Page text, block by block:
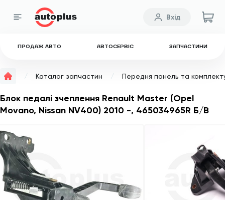
ПРОДАЖ АВТО АВТОСЕРВІС ЗАПЧАСТИНИ
Вхід
Каталог запчастин Передня панель та
Блок педалі зчеплення Renault Master (Opel
Movano, Nissan NV400) 2010 -, 465034965R Б/В